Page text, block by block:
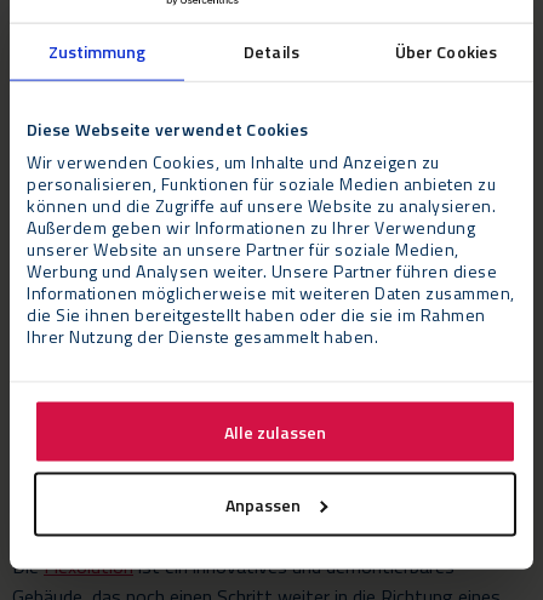
Zustimmung Details Über Cookies
Diese Webseite verwendet Cookies
Wir verwenden Cookies, um Inhalte und Anzeigen zu
personalisieren, Funktionen für soziale Medien anbieten zu
können und die Zugriffe auf unsere Website zu analysieren.
Außerdem geben wir Informationen zu Ihrer Verwendung
unserer Website an unsere Partner für soziale Medien,
Werbung und Analysen weiter. Unsere Partner führen diese
Informationen möglicherweise mit weiteren Daten zusammen,
die Sie ihnen bereitgestellt haben oder die sie im Rahmen
Ihrer Nutzung der Dienste gesammelt haben.
Alle zulassen
Anpassen
Evolution Sporthalle
Evolutionist ein temporäres Gebäude mit revolutionären
Eigenschaften. Das intelligente Bausystem mit Spaceframe-
Dachkonstruktion und Hydrauliksystem ermöglicht einen
blitzschnellen Aufbau des Evolution. Dadurch ist das Evolution
sowohl für eine kurz- als auch langfristige Nutzung
interessant, die nur wenige Monate bis viele Jahre umfassen
kann.
TECHNISCHE SPEZIFIKATIONEN
Flexolution Sporthalle
DieFlexolutionist ein innovatives und demontierbares